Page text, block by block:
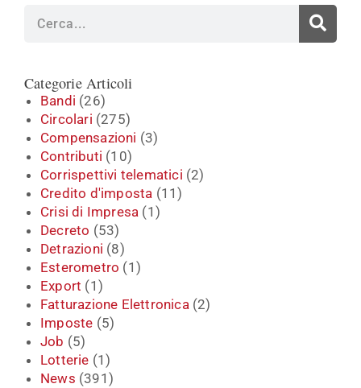
Categorie Articoli
Bandi (26)
Circolari (275)
Compensazioni (3)
Contributi (10)
Corrispettivi telematici (2)
Credito d'imposta (11)
Crisi di Impresa (1)
Decreto (53)
Detrazioni (8)
Esterometro (1)
Export (1)
Fatturazione Elettronica(2)
Imposte (5)
Job (5)
Lotterie (1)
News (391)